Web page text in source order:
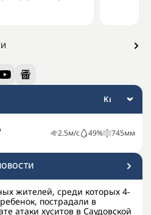
2.5м/с 49% 745мм
жителей, среди которых 4-
пострадали в
атаки хуситов в Саудовской